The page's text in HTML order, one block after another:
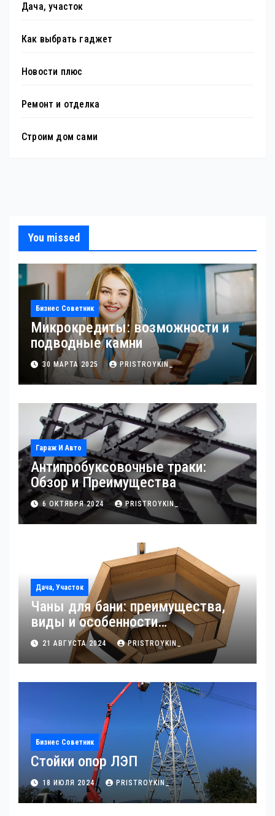
Дача, участок
Как выбрать гаджет
Новости плюс
Ремонт и отделка
Строим дом сами
You missed
Бизнес Советник
Микрокредиты: возможности и
подводные камни
30 МАРТА 2025 PRISTROYKIN_
Гараж И Авто
Антипробуксовочные траки:
Обзор и Преимущества
6 ОКТЯБРЯ 2024 PRISTROYKIN_
Дача, Участок
Чаны для бани: преимущества,
виды и особенности
использования
21 АВГУСТА 2024 PRISTROYKIN_
Бизнес Советник
Стойки опор ЛЭП
18 ИЮЛЯ 2024 PRISTROYKIN_